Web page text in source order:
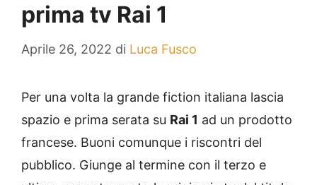
prima tv Rai 1
Aprile 26, 2022 di Luca Fusco
Per una volta la grande fiction italiana lascia
spazio e prima serata su Rai 1 ad un prodotto
francese. Buoni comunque i riscontri del
pubblico. Giunge al termine con il terzo e